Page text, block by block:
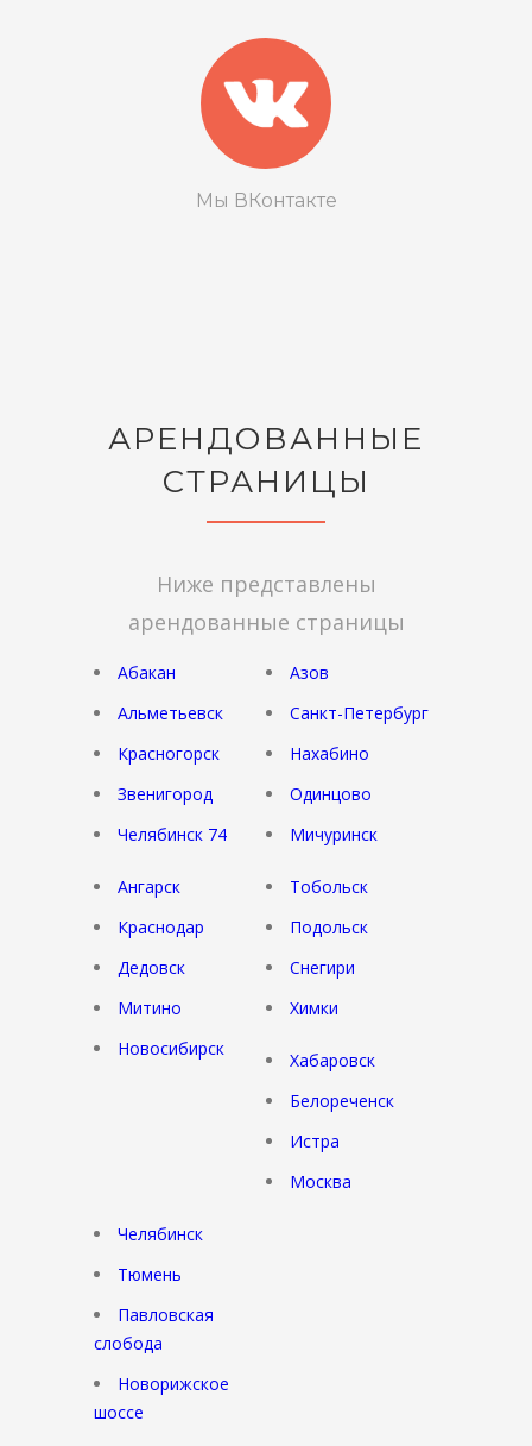
Мы ВКонтакте
АРЕНДОВАННЫЕ
СТРАНИЦЫ
Ниже представлены
арендованные страницы
Абакан
Альметьевск
Красногорск
Звенигород
Челябинск 74
Азов
Санкт-Петербург
Нахабино
Одинцово
Мичуринск
Ангарск
Краснодар
Дедовск
Митино
Новосибирск
Тобольск
Подольск
Снегири
Химки
Хабаровск
Белореченск
Истра
Москва
Челябинск
Тюмень
Павловская
слобода
Новорижское
шоссе